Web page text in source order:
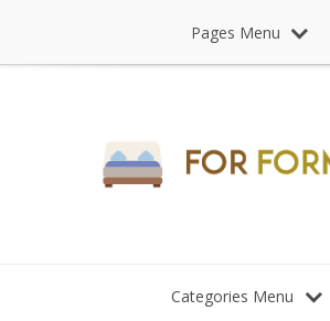
Pages Menu
Categories Menu